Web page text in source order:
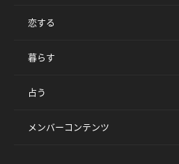
恋する
暮らす
占う
メンバーコンテンツ